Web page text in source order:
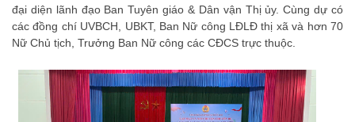
đại diện lãnh đạo Ban Tuyên giáo & Dân vận Thị ủy. Cùng dự có
các đồng chí UVBCH, UBKT, Ban Nữ công LĐLĐ thị xã và hơn 70
Nữ Chủ tịch, Trưởng Ban Nữ công các CĐCS trực thuộc.